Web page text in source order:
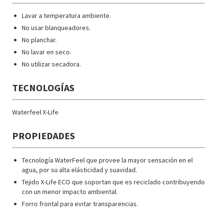
una bolsa u otro contenedor cerrado.Siga las instrucciones de
lavado que figuran en la etiqueta del artículo. Esta contiene
adquirido.
Lavar a temperatura ambiente.
No usar blanqueadores.
No planchar.
No lavar en seco.
No utilizar secadora.
TECNOLOGÍAS
Waterfeel X-Life
PROPIEDADES
Tecnología WaterFeel que provee la mayor sensación en el
agua, por su alta elásticidad y suavidad.
Tejido X-Life ECO que soportan que es reciclado contribuyendo
con un menor impacto ambiental.
Forro frontal para evitar transparencias.